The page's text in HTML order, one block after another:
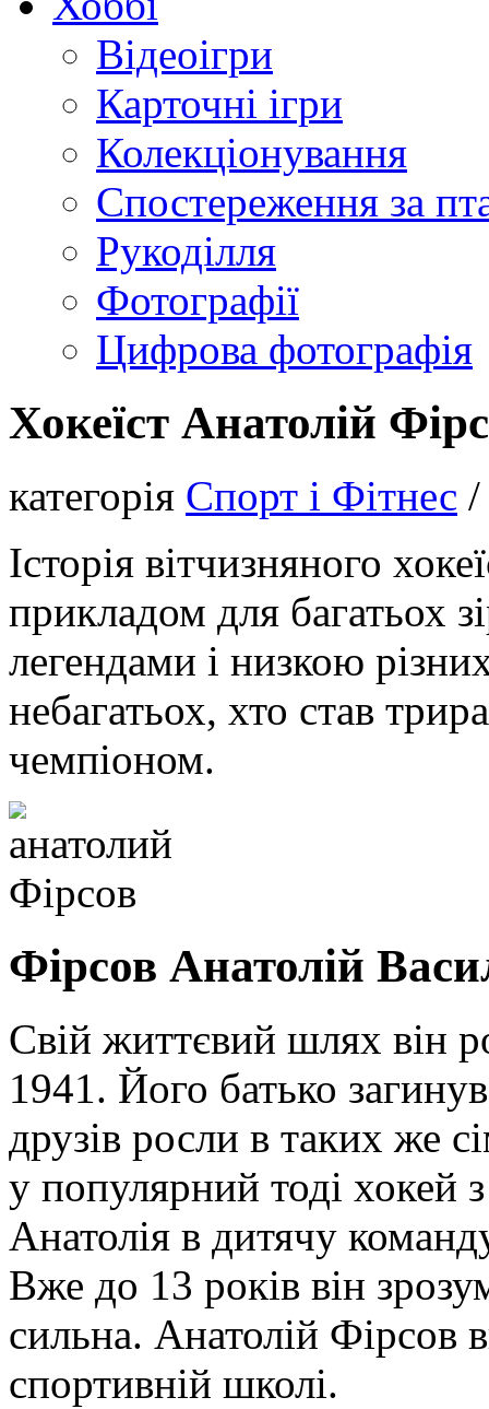
Відеоігри
Карточні ігри
Колекціонування
Спостереження за
Рукоділля
Фотографії
Цифрова фотографія
Хокеїст Анатолій
категорія Спорт і Фітнес
Історія вітчизняного
прикладом для багатьох
легендами і низкою
небагатьох, хто став
чемпіоном.
Фірсов Анатолій
Свій життєвий шлях він
1941. Його батько
друзів росли в таких же
у популярний тоді хокей
Анатолія в дитячу
Вже до 13 років він
сильна. Анатолій Фірсов
спортивній школі.